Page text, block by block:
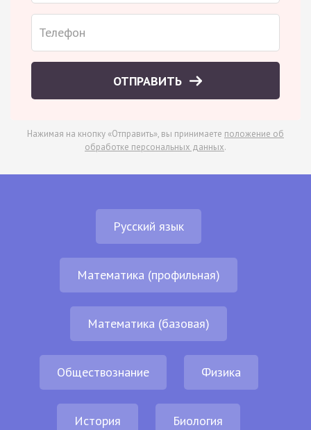
ОТПРАВИТЬ
Нажимая на кнопку «Отправить», вы принимаете положение об
обработке персональных данных.
Русский язык
Математика (профильная)
Математика (базовая)
Обществознание Физика
История Биология